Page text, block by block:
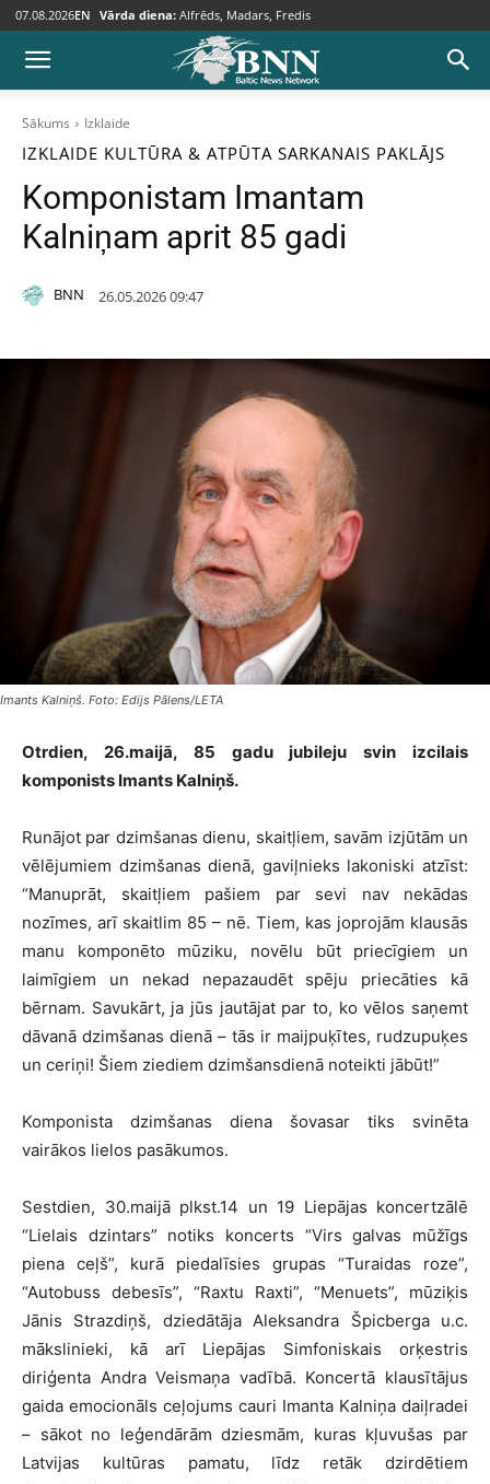
07.08.2026EN Vārda diena: Alfrēds, Madars, Fredis
Sākums Izklaide
IZKLAIDE KULTŪRA & ATPŪTA SARKANAIS PAKLĀJS
Komponistam Imantam
Kalniņam aprit 85 gadi
BNN 26.05.2026 09:47
Imants Kalniņš. Foto: Edijs Pālens/LETA
Otrdien, 26.maijā, 85 gadu jubileju svin izcilais
komponists Imants Kalniņš.
Runājot par dzimšanas dienu, skaitļiem, savām izjūtām un
vēlējumiem dzimšanas dienā, gaviļnieks lakoniski atzīst:
“Manuprāt, skaitļiem pašiem par sevi nav nekādas
nozīmes, arī skaitlim 85 – nē. Tiem, kas joprojām klausās
manu komponēto mūziku, novēlu būt priecīgiem un
laimīgiem un nekad nepazaudēt spēju priecāties kā
bērnam. Savukārt, ja jūs jautājat par to, ko vēlos saņemt
dāvanā dzimšanas dienā – tās ir maijpuķītes, rudzupuķes
un ceriņi! Šiem ziediem dzimšansdienā noteikti jābūt!”
Komponista dzimšanas diena šovasar tiks svinēta
vairākos lielos pasākumos.
Sestdien, 30.maijā plkst.14 un 19 Liepājas koncertzālē
“Lielais dzintars” notiks koncerts “Virs galvas mūžīgs
piena ceļš”, kurā piedalīsies grupas “Turaidas roze”,
“Autobuss debesīs”, “Raxtu Raxti”, “Menuets”, mūziķis
Jānis Strazdiņš, dziedātāja Aleksandra Špicberga u.c.
mākslinieki, kā arī Liepājas Simfoniskais orķestris
diriģenta Andra Veismaņa vadībā. Koncertā klausītājus
gaida emocionāls ceļojums cauri Imanta Kalniņa daiļradei
– sākot no leģendārām dziesmām, kuras kļuvušas par
Latvijas kultūras pamatu, līdz retāk dzirdētiem